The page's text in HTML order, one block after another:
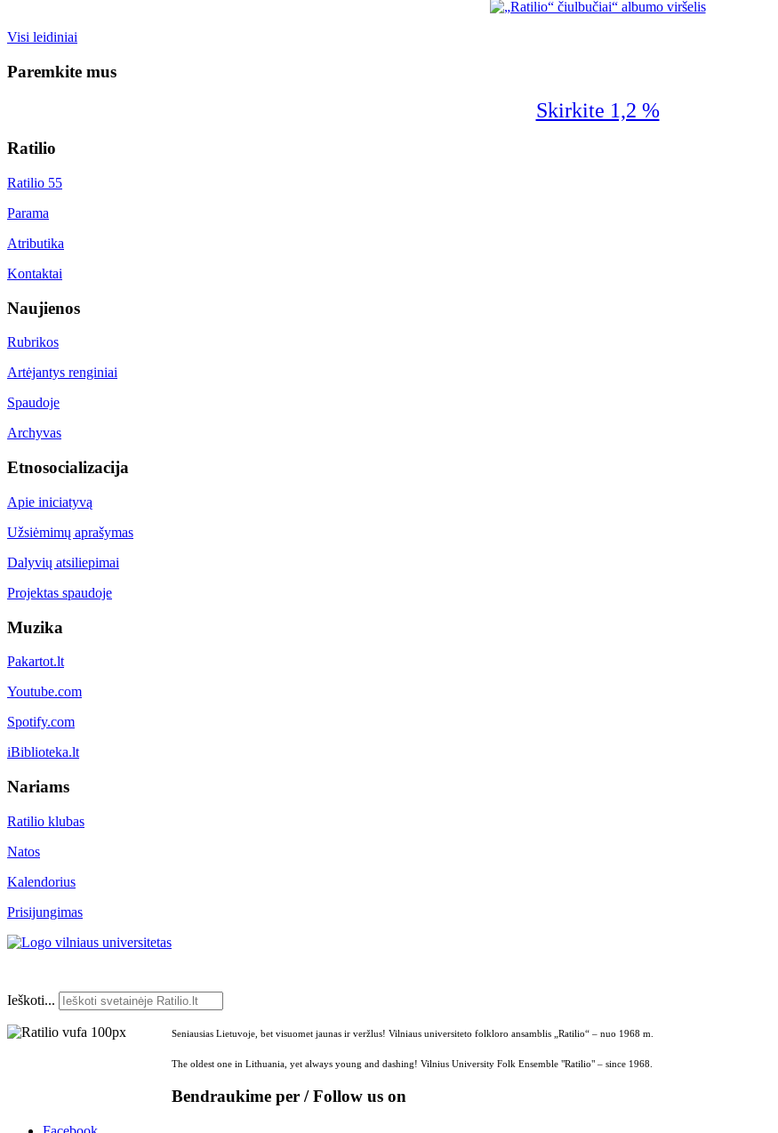
Visi leidiniai
Paremkite mus
Skirkite 1,2 %
Ratilio
Ratilio 55
Parama
Atributika
Kontaktai
Naujienos
Rubrikos
Artėjantys renginiai
Spaudoje
Archyvas
Etnosocializacija
Apie iniciatyvą
Užsiėmimų aprašymas
Dalyvių atsiliepimai
Projektas spaudoje
Muzika
Pakartot.lt
Youtube.com
Spotify.com
iBiblioteka.lt
Nariams
Ratilio klubas
Natos
Kalendorius
Prisijungimas
Ieškoti...
Seniausias Lietuvoje, bet visuomet jaunas ir veržlus! Vilniaus universiteto folkloro ansamblis „Ratilio“ – nuo 1968 m.
The oldest one in Lithuania, yet always young and dashing! Vilnius University Folk Ensemble "Ratilio" – since 1968.
Bendraukime per / Follow us on